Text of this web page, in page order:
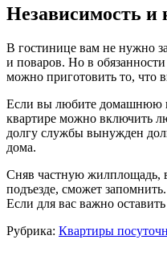
Независимость и
В гостинице вам не нужно
и поваров. Но в
можно приготовить то, что
Если вы любите домашнюю
квартире можно включить
долгу службы вынужден
дома.
Сняв частную жилплощадь,
подъезде, сможет
Если для вас важно
Рубрика: Квартиры